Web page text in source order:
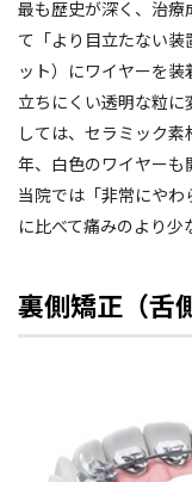
最も歴史が深く、治療
て「より目立たない
ット）にワイヤーを
立ちにくい透明な粒
しては、セラミック
年、白色のワイヤーも
当院では「非常にや
に比べて痛みのより少
裏側矯正（舌